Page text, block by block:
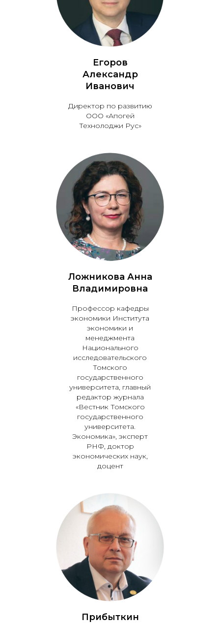
Егоров
Александр
Иванович
Директор по развитию
ООО «Апогей
Технолоджи Рус»
Ложникова Анна
Владимировна
Профессор кафедры
экономики Института
экономики и
менеджмента
Национального
исследовательского
Томского
государственного
университета, главный
редактор журнала
«Вестник Томского
государственного
университета.
Экономика», эксперт
РНФ, доктор
экономических наук,
доцент
Прибыткин